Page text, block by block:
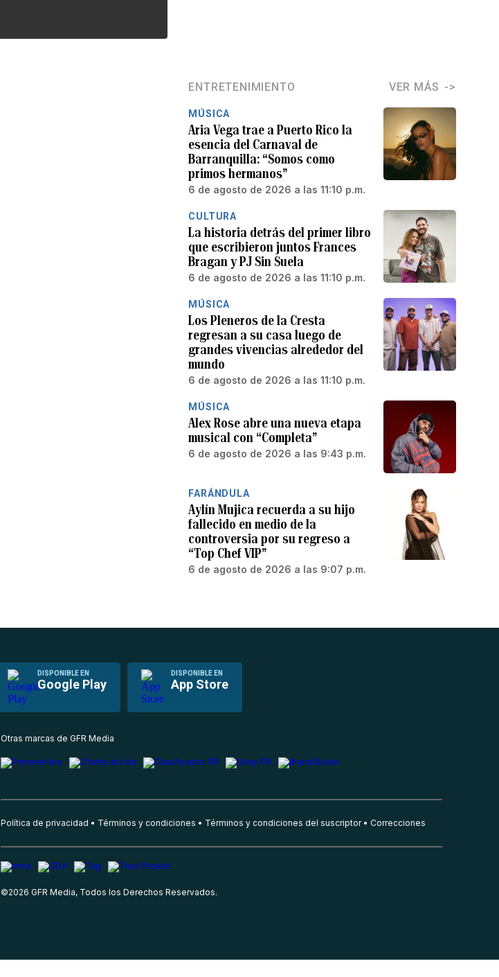
ENTRETENIMIENTO VER MÁS
MÚSICA
Aria Vega trae a Puerto Rico la
esencia del Carnaval de
Barranquilla: “Somos como
primos hermanos”
6 de agosto de 2026 a las 11:10 p.m.
CULTURA
La historia detrás del primer libro
que escribieron juntos Frances
Bragan y PJ Sin Suela
6 de agosto de 2026 a las 11:10 p.m.
MÚSICA
Los Pleneros de la Cresta
regresan a su casa luego de
grandes vivencias alrededor del
mundo
6 de agosto de 2026 a las 11:10 p.m.
MÚSICA
Alex Rose abre una nueva etapa
musical con “Completa”
6 de agosto de 2026 a las 9:43 p.m.
FARÁNDULA
Aylín Mujica recuerda a su hijo
fallecido en medio de la
controversia por su regreso a
“Top Chef VIP”
6 de agosto de 2026 a las 9:07 p.m.
DISPONIBLE EN
Google Play
DISPONIBLE EN
App Store
Otras marcas de GFR Media
Política de privacidad Términos y condiciones Términos y condiciones del suscriptor Correcciones
©2026 GFR Media, Todos los Derechos Reservados.